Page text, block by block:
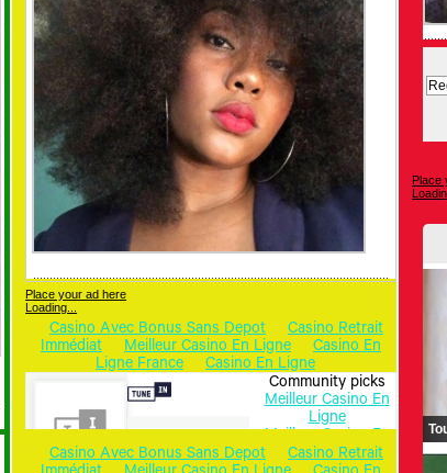
Place your ad here
Loading...
Place